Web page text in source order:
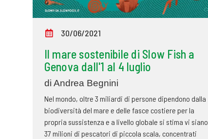
30/06/2021
Il mare sostenibile di Slow Fish a
Genova dall'1 al 4 luglio
di Andrea Begnini
Nel mondo, oltre 3 miliardi di persone dipendono dalla
biodiversità del mare e delle fasce costiere per la
propria sussistenza e a livello globale si stima vi siano
37 milioni di pescatori di piccola scala, concentrati